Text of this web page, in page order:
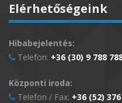
Elérhetőségeink
Hibabejelentés:
Telefon: +36 (30) 9 788
Központi iroda:
Telefon / Fax: +36 (52)